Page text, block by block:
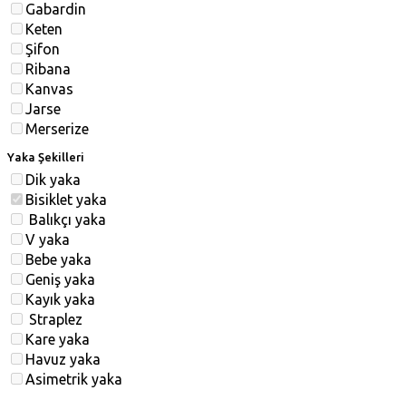
Gabardin
Keten
Şifon
Ribana
Kanvas
Jarse
Merserize
Yaka Şekilleri
Dik yaka
Bisiklet yaka
Balıkçı yaka
V yaka
Bebe yaka
Geniş yaka
Kayık yaka
Straplez
Kare yaka
Havuz yaka
Asimetrik yaka